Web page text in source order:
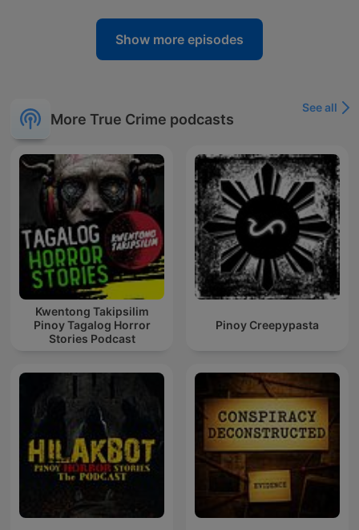
Show more episodes
More True Crime podcasts
See all
Kwentong Takipsilim
Pinoy Tagalog Horror
Stories Podcast
Pinoy Creepypasta